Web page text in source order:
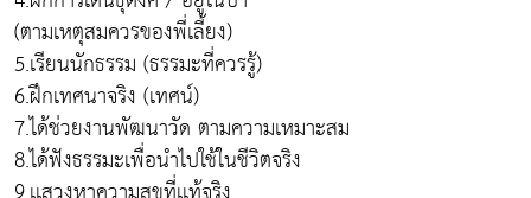
(ตามเหตุสมควรของพี่เลี้ยง)
5.เรียนนักธรรม (ธรรมะที่ควรรู้)
6.ฝึกเทศนาจริง (เทศน์)
7.ได้ช่วยงานพัฒนาวัด ตามความเหมาะสม
8.ได้ฟังธรรมะเพื่อนำไปใช้ในชีวิตจริง